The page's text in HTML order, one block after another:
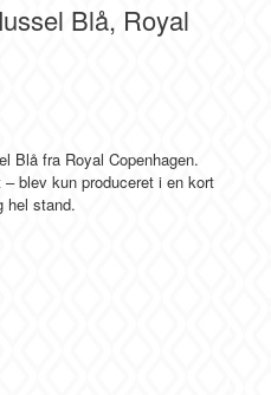
Blå, Royal
Blå fra Royal Copenhagen.
blev kun produceret i en kort
hel stand.